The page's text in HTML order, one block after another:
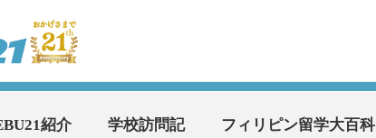
紹介 学校訪問記 フィリピン留学大百科